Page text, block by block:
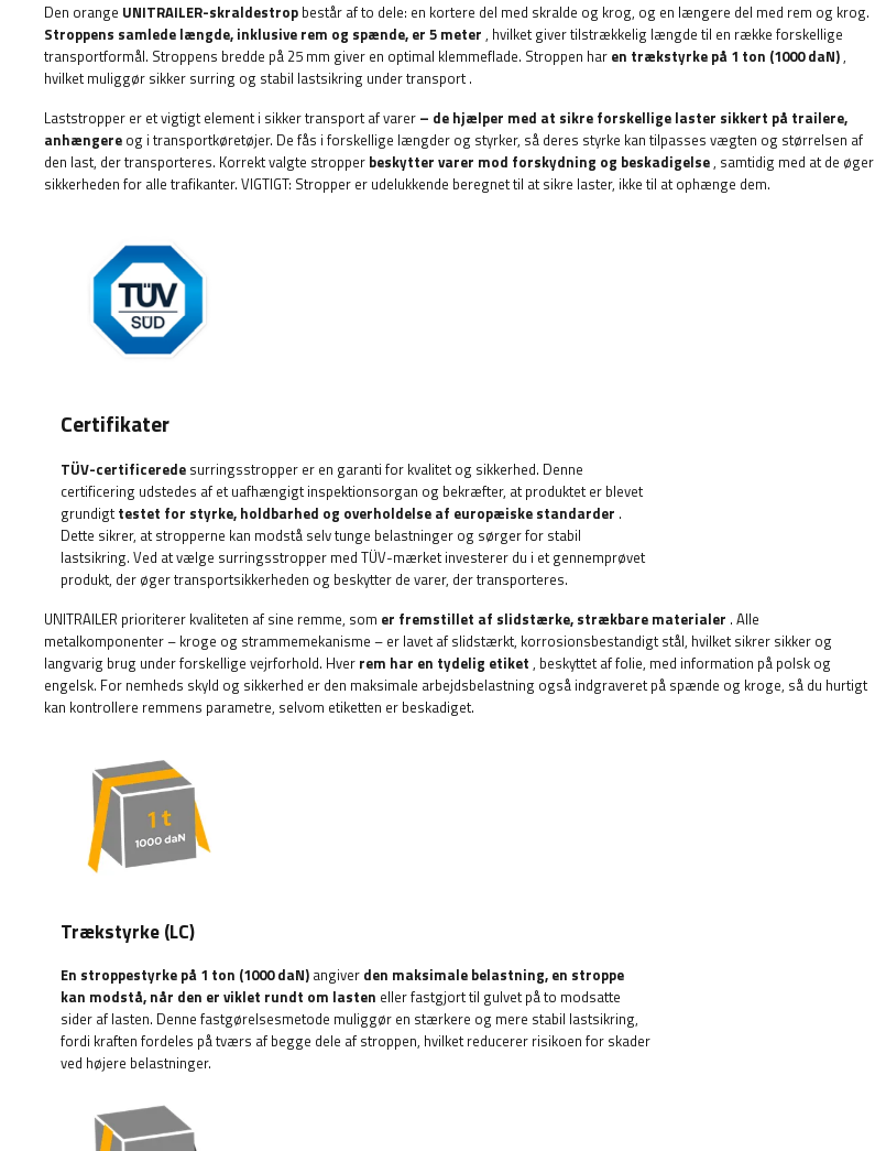
Den orange UNITRAILER-skraldestrop består af to dele: en kortere del med skralde og krog, og en længere del med rem og krog.
Stroppens samlede længde, inklusive rem og spænde, er 5 meter , hvilket giver tilstrækkelig længde til en række forskellige
transportformål. Stroppens bredde på 25 mm giver en optimal klemmeflade. Stroppen har en trækstyrke på 1 ton (1000 daN),
hvilket muliggør sikker surring og stabil lastsikring under transport.
Laststropper er et vigtigt element i sikker transport af varer – de hjælper med at sikre forskellige laster sikkert på trailere,
anhængere og i transportkøretøjer. De fås i forskellige længder og styrker, så deres styrke kan tilpasses vægten og størrelsen af ​​
den last, der transporteres. Korrekt valgte stropper beskytter varer mod forskydning og beskadigelse, samtidig med at de øger
sikkerheden for alle trafikanter. VIGTIGT: Stropper er udelukkende beregnet til at sikre laster, ikke til at ophænge dem.
Certifikater
TÜV-certificerede surringsstropper er en garanti for kvalitet og sikkerhed. Denne
certificering udstedes af et uafhængigt inspektionsorgan og bekræfter, at produktet er blevet
grundigttestet for styrke, holdbarhed og overholdelse af europæiske standarder .
Dette sikrer, at stropperne kan modstå selv tunge belastninger og sørger for stabil
lastsikring. Ved at vælge surringsstropper med TÜV-mærket investerer du i et gennemprøvet
produkt, der øger transportsikkerheden og beskytter de varer, der transporteres.
UNITRAILER prioriterer kvaliteten af ​​sine remme, som er fremstillet af slidstærke, strækbare materialer . Alle
metalkomponenter – kroge og strammemekanisme – er lavet af slidstærkt, korrosionsbestandigt stål, hvilket sikrer sikker og
langvarig brug under forskellige vejrforhold. Hver rem har en tydelig etiket , beskyttet af folie, med information på polsk og
engelsk. For nemheds skyld og sikkerhed er den maksimale arbejdsbelastning også indgraveret på spænde og kroge, så du hurtigt
kan kontrollere remmens parametre, selvom etiketten er beskadiget.
Trækstyrke (LC)
En stroppestyrke på 1 ton (1000 daN) angiver den maksimale belastning, en stroppe
kan modstå, når den er viklet rundt om lasten eller fastgjort til gulvet på to modsatte
sider af lasten. Denne fastgørelsesmetode muliggør en stærkere og mere stabil lastsikring,
fordi kraften fordeles på tværs af begge dele af stroppen, hvilket reducerer risikoen for skader
ved højere belastninger.